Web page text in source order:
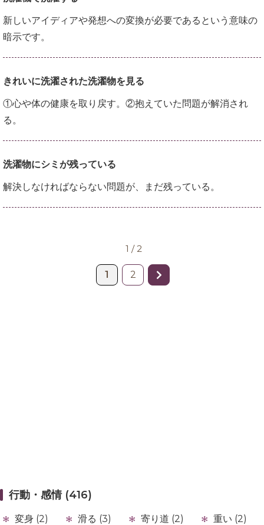
新しいアイディアや発想への変換が必要であるという意味の
暗示です。
きれいに洗濯された洗濯物を見る
①心や体の健康を取り戻す。②抱えていた問題が解消され
る。
洗濯物にシミが残っている
解決しなければならない問題が、まだ残っている。
1 / 2
1 2
行動・感情 (416)
変身 (2) 滑る (3) 寄り道 (2)
重い (2)